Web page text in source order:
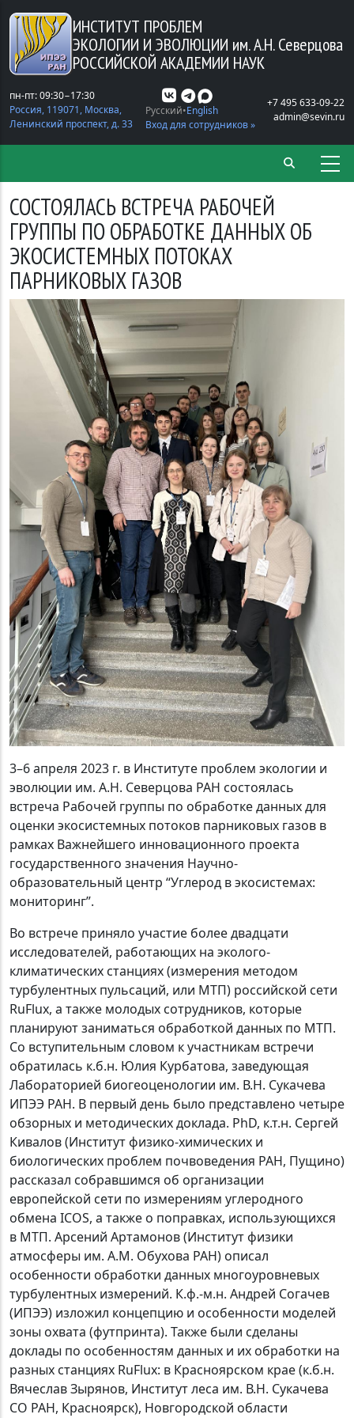
Перейти к основному содержанию
ИНСТИТУТ ПРОБЛЕМ
ЭКОЛОГИИ И ЭВОЛЮЦИИ им. А.Н. Северцова
РОССИЙСКОЙ АКАДЕМИИ НАУК
пн-пт: 09:30−17:30
Россия, 119071, Москва,
Ленинский проспект, д. 33
Русский English
Вход для сотрудников »
+7 495 633-09-22
admin@sevin.ru
СОСТОЯЛАСЬ ВСТРЕЧА РАБОЧЕЙ
ГРУППЫ ПО ОБРАБОТКЕ ДАННЫХ ОБ
ЭКОСИСТЕМНЫХ ПОТОКАХ
ПАРНИКОВЫХ ГАЗОВ
3–6 апреля 2023 г. в Институте проблем экологии и
эволюции им. А.Н. Северцова РАН состоялась
встреча Рабочей группы по обработке данных для
оценки экосистемных потоков парниковых газов в
рамках Важнейшего инновационного проекта
государственного значения Научно-
образовательный центр “Углерод в экосистемах:
мониторинг”.
Во встрече приняло участие более двадцати
исследователей, работающих на эколого-
климатических станциях (измерения методом
турбулентных пульсаций, или МТП) российской сети
RuFlux, а также молодых сотрудников, которые
планируют заниматься обработкой данных по МТП.
Со вступительным словом к участникам встречи
обратилась к.б.н. Юлия Курбатова, заведующая
Лабораторией биогеоценологии им. В.Н. Сукачева
ИПЭЭ РАН. В первый день было представлено четыре
обзорных и методических доклада. PhD, к.т.н. Сергей
Кивалов (Институт физико-химических и
биологических проблем почвоведения РАН, Пущино)
рассказал собравшимся об организации
европейской сети по измерениям углеродного
обмена ICOS, а также о поправках, использующихся
в МТП. Арсений Артамонов (Институт физики
атмосферы им. А.М. Обухова РАН) описал
особенности обработки данных многоуровневых
турбулентных измерений. К.ф.-м.н. Андрей Согачев
(ИПЭЭ) изложил концепцию и особенности моделей
зоны охвата (футпринта). Также были сделаны
доклады по особенностям данных и их обработки на
разных станциях RuFlux: в Красноярском крае (к.б.н.
Вячеслав Зырянов, Институт леса им. В.Н. Сукачева
СО РАН, Красноярск), Новгородской области